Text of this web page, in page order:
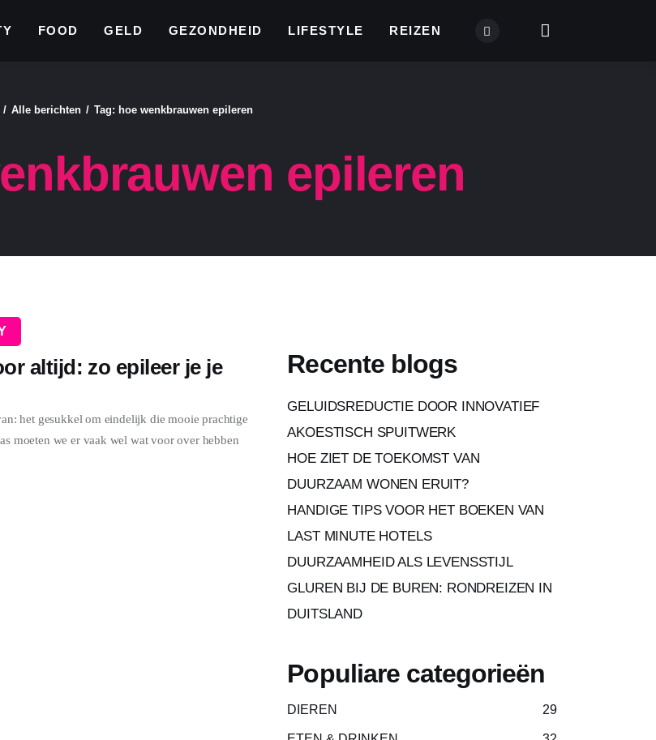
FOOD GELD GEZONDHEID LIFESTYLE REIZEN
epileren
Alle berichten Tag: hoe wenkbrauwen epileren
altijd: zo epileer je je
het gesukkel om eindelijk die mooie prachtige
moeten we er vaak wel wat voor over hebben
Recente blogs
GELUIDSREDUCTIE DOOR INNOVATIEF
AKOESTISCH SPUITWERK
HOE ZIET DE TOEKOMST VAN
DUURZAAM WONEN ERUIT?
HANDIGE TIPS VOOR HET BOEKEN VAN
LAST MINUTE HOTELS
DUURZAAMHEID ALS LEVENSSTIJL
GLUREN BIJ DE BUREN: RONDREIZEN IN
DUITSLAND
Populiare categorieën
DIEREN 29